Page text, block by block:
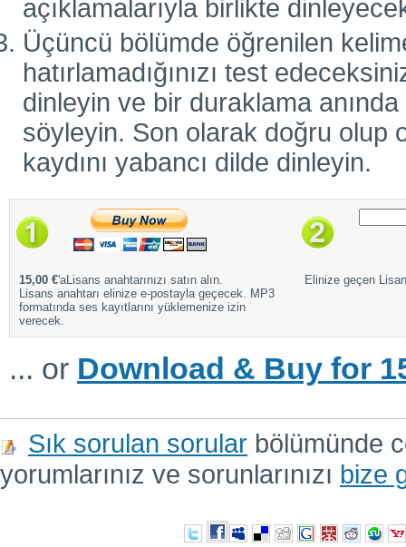
açıklamalarıyla birlikte
Üçüncü bölümde öğrenilen
hatırlamadığınızı test
dinleyin ve bir duraklama
söyleyin. Son olarak doğru olup
kaydını yabancı dilde dinleyin.
15,00 €'aLisans anahtarınızı satın alın.
Lisans anahtarı elinize e-postayla geçecek. MP3
formatında ses kayıtlarını yüklemenize izin
verecek.
Elinize geçen
... or Download & Buy for
Sık sorulan sorular bölümünde
yorumlarınız ve sorunlarınızı bize